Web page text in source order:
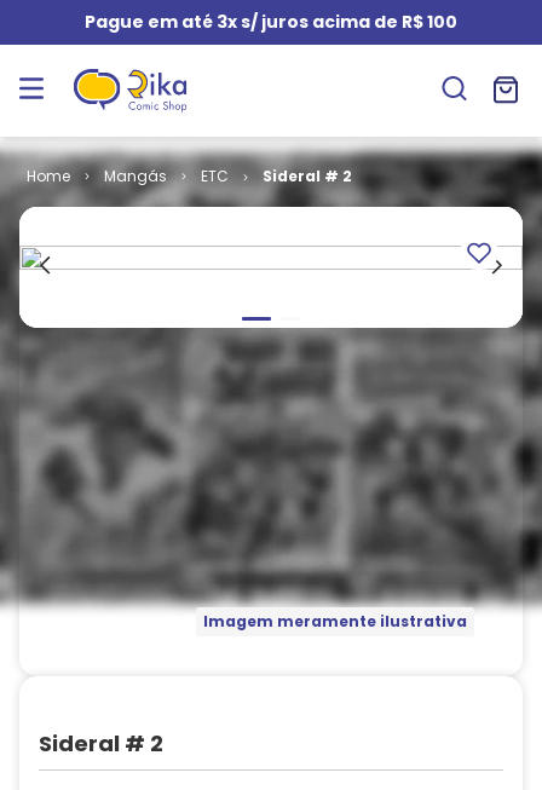
Pague em até 3x s/ juros acima de R$ 100
Mangás ETC Sideral # 2
Imagem meramente ilustrativa
Sideral # 2